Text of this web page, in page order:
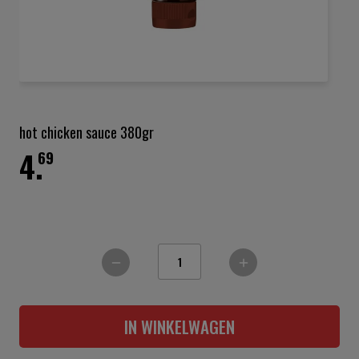
het
begin
van
de
afbeeldingen-
hot chicken sauce 380gr
69
4.
IN WINKELWAGEN